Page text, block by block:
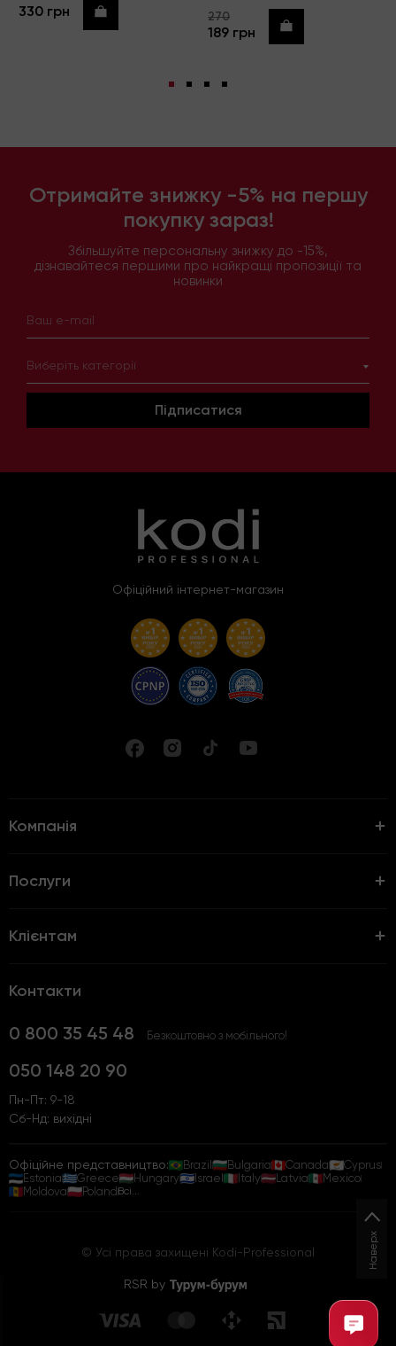
330 грн Купити 270
189 грн Купити
Отримайте знижку -5% на першу
покупку зараз!
Збільшуйте персональну знижку до -15%,
дізнавайтеся першими про найкращі пропозиції та
новинки
Виберіть категорії
Підписатися
Офіційний інтернет-магазин
Компанія
Послуги
Клієнтам
Контакти
0 800 35 45 48 Безкоштовно з мобільного!
050 148 20 90
Пн-Пт: 9-18
Сб-Нд: вихідні
Офіційне представництво: Brazil Bulgaria Canada
Cyprus
Estonia
Greece Hungary Israel Italy Latvia
Mexico
Moldova
PolandВсі...
© Усі права захищені Kodi-Professional
RSR by
Наверх